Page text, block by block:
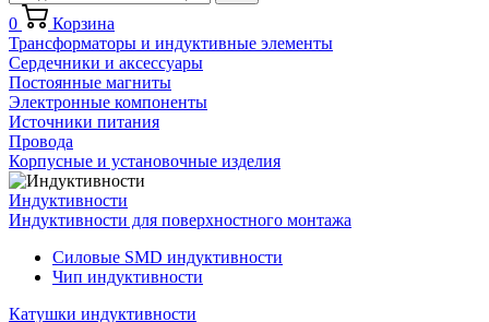
0
Корзина
Трансформаторы и индуктивные элементы
Сердечники и аксессуары
Постоянные магниты
Электронные компоненты
Источники питания
Провода
Корпусные и установочные изделия
Индуктивности
Индуктивности для поверхностного монтажа
Силовые SMD индуктивности
Чип индуктивности
Катушки индуктивности